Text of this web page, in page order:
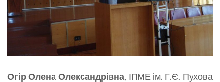
Огір Олена Олександрівна, ІПМЕ ім. Г.Є. Пухова